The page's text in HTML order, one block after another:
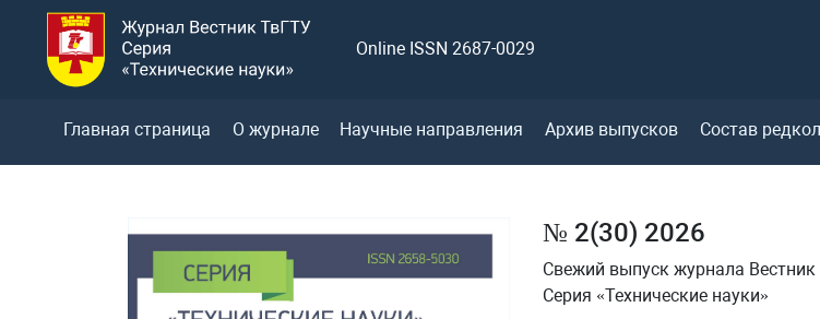
Online ISSN 2687-0029
Главная страница О журнале Научные направления Архив выпусков Состав
№ 2(30) 2026
Свежий выпуск журнала Вестник
Серия «Технические науки»